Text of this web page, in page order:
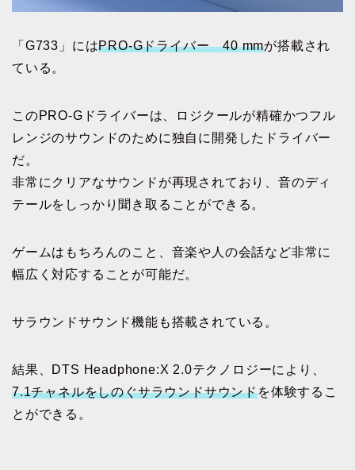
「G733」にはPRO-Gドライバー 40 mmが搭載され
ている。
このPRO-Gドライバーは、ロジクールが精確かつフル
レンジのサウンドのために独自に開発したドライバー
だ。
非常にクリアなサウンドが再現されており、音のディ
テールをしっかり聞き取ることができる。
ゲームはもちろんのこと、音楽や人の会話など非常に
幅広く対応することが可能だ。
サラウンドサウンド機能も搭載されている。
結果、DTS Headphone:X 2.0テクノロジーにより、
7.1チャネルをしのぐサラウンドサウンドを体験するこ
とができる。